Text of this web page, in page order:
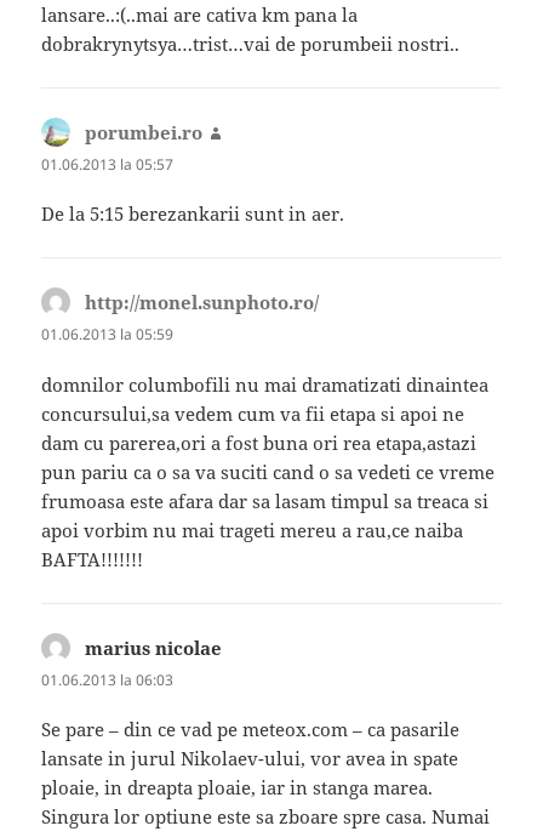
lansare..:(..mai are cativa km pana la
dobrakrynytsya…trist…vai de porumbeii nostri..
porumbei.ro
01.06.2013 la 05:57
De la 5:15 berezankarii sunt in aer.
http://monel.sunphoto.ro/spune:
01.06.2013 la 05:59
domnilor columbofili nu mai dramatizati dinaintea
concursului,sa vedem cum va fii etapa si apoi ne
dam cu parerea,ori a fost buna ori rea etapa,astazi
pun pariu ca o sa va suciti cand o sa vedeti ce vreme
frumoasa este afara dar sa lasam timpul sa treaca si
apoi vorbim nu mai trageti mereu a rau,ce naiba
BAFTA!!!!!!!
marius nicolae
01.06.2013 la 06:03
Se pare – din ce vad pe meteox.com – ca pasarile
lansate in jurul Nikolaev-ului, vor avea in spate
ploaie, in dreapta ploaie, iar in stanga marea.
Singura lor optiune este sa zboare spre casa. Numai